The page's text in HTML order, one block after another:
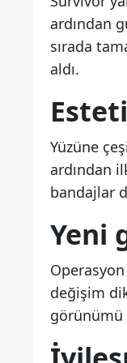
ardından
sırada
aldı.
Yüzüne
ardından
bandajlar
Yeni
değişim
görünümü